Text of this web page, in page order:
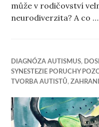
může v rodičovství
neurodiverzita? A co …
DIAGNÓZA AUTISMUS,
SYNESTEZIE PORUCHY
TVORBA AUTISTŮ,